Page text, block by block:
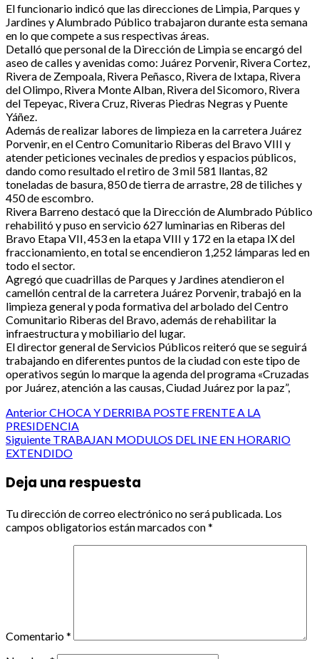
El funcionario indicó que las direcciones de Limpia, Parques y
Jardines y Alumbrado Público trabajaron durante esta semana
en lo que compete a sus respectivas áreas.
Detalló que personal de la Dirección de Limpia se encargó del
aseo de calles y avenidas como: Juárez Porvenir, Rivera Cortez,
Rivera de Zempoala, Rivera Peñasco, Rivera de Ixtapa, Rivera
del Olimpo, Rivera Monte Alban, Rivera del Sicomoro, Rivera
del Tepeyac, Rivera Cruz, Riveras Piedras Negras y Puente
Yáñez.
Además de realizar labores de limpieza en la carretera Juárez
Porvenir, en el Centro Comunitario Riberas del Bravo VIII y
atender peticiones vecinales de predios y espacios públicos,
dando como resultado el retiro de 3 mil 581 llantas, 82
toneladas de basura, 850 de tierra de arrastre, 28 de tiliches y
450 de escombro.
Rivera Barreno destacó que la Dirección de Alumbrado Público
rehabilitó y puso en servicio 627 luminarias en Riberas del
Bravo Etapa VII, 453 en la etapa VIII y 172 en la etapa IX del
fraccionamiento, en total se encendieron 1,252 lámparas led en
todo el sector.
Agregó que cuadrillas de Parques y Jardines atendieron el
camellón central de la carretera Juárez Porvenir, trabajó en la
limpieza general y poda formativa del arbolado del Centro
Comunitario Riberas del Bravo, además de rehabilitar la
infraestructura y mobiliario del lugar.
El director general de Servicios Públicos reiteró que se seguirá
trabajando en diferentes puntos de la ciudad con este tipo de
operativos según lo marque la agenda del programa «Cruzadas
por Juárez, atención a las causas, Ciudad Juárez por la paz”,
Post
navigation
AnteriorCHOCA Y DERRIBA POSTE FRENTE A LA
PRESIDENCIA
Siguiente TRABAJAN MODULOS DEL INE EN HORARIO
EXTENDIDO
Deja una respuesta
Tu dirección de correo electrónico no será publicada. Los
campos obligatorios están marcados con*
Comentario*